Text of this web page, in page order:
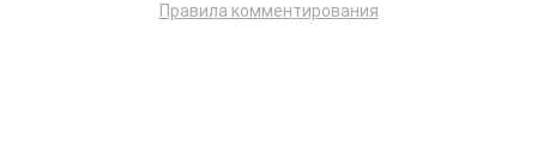
Правила комментирования